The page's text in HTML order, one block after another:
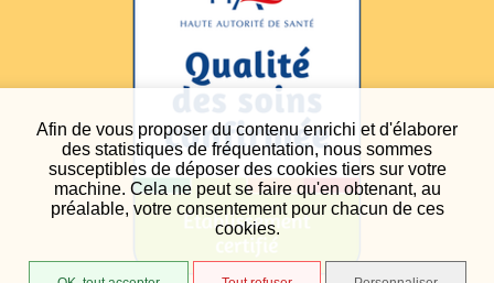
Afin de vous proposer du contenu enrichi et d'élaborer
des statistiques de fréquentation, nous sommes
susceptibles de déposer des cookies tiers sur votre
machine. Cela ne peut se faire qu'en obtenant, au
préalable, votre consentement pour chacun de ces
cookies.